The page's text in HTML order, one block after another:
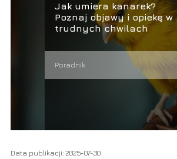
Jak umiera kanarek?
Poznaj objawy i opiekę w
trudnych chwilach
Poradnik
Data publikacji: 2025-07-30